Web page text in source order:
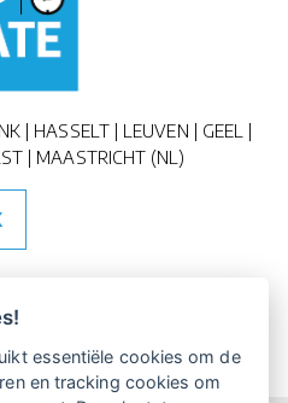
| HASSELT | LEUVEN | GEEL |
| MAASTRICHT (NL)
essentiële cookies om de
en tracking cookies om